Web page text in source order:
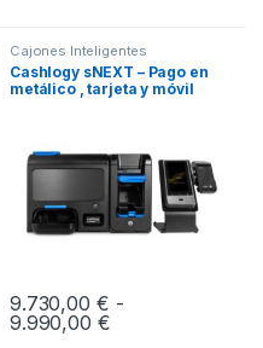
Cajones Inteligentes
Cashlogy sNEXT – Pago en
metálico , tarjeta y móvil
9.730,00 € -
9.990,00 €Rango de
Este producto tiene múltiples